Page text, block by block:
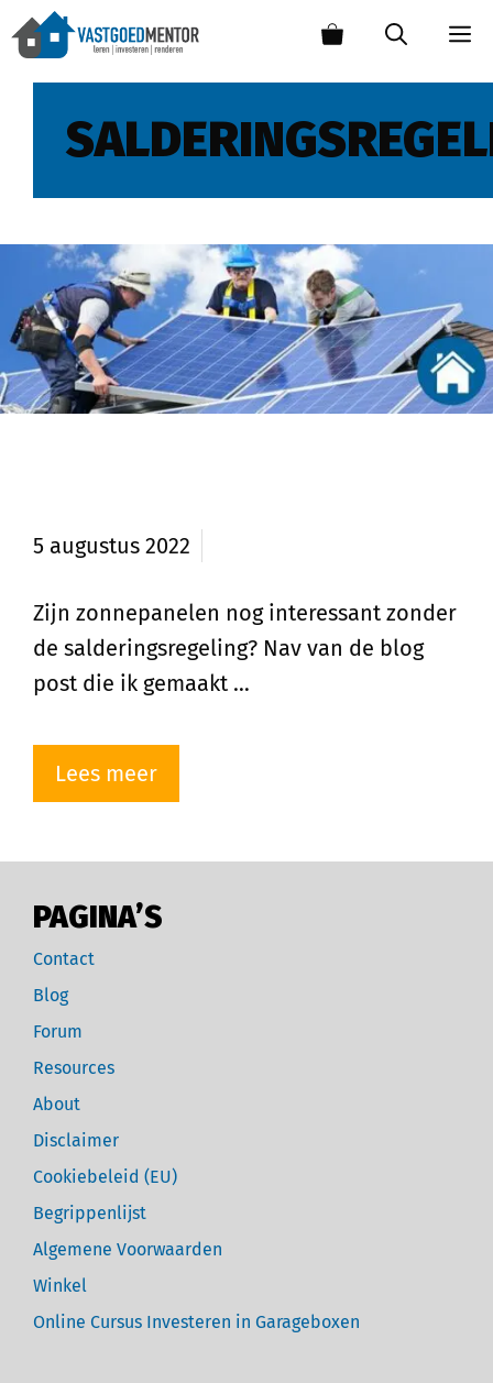
5 augustus 2022
Zijn zonnepanelen nog interessant zonder
de salderingsregeling? Nav van de blog
post die ik gemaakt …
Lees meer
PAGINA’S
Contact
Blog
Forum
Resources
About
Disclaimer
Cookiebeleid (EU)
Begrippenlijst
Algemene Voorwaarden
Winkel
Online Cursus Investeren in Garageboxen